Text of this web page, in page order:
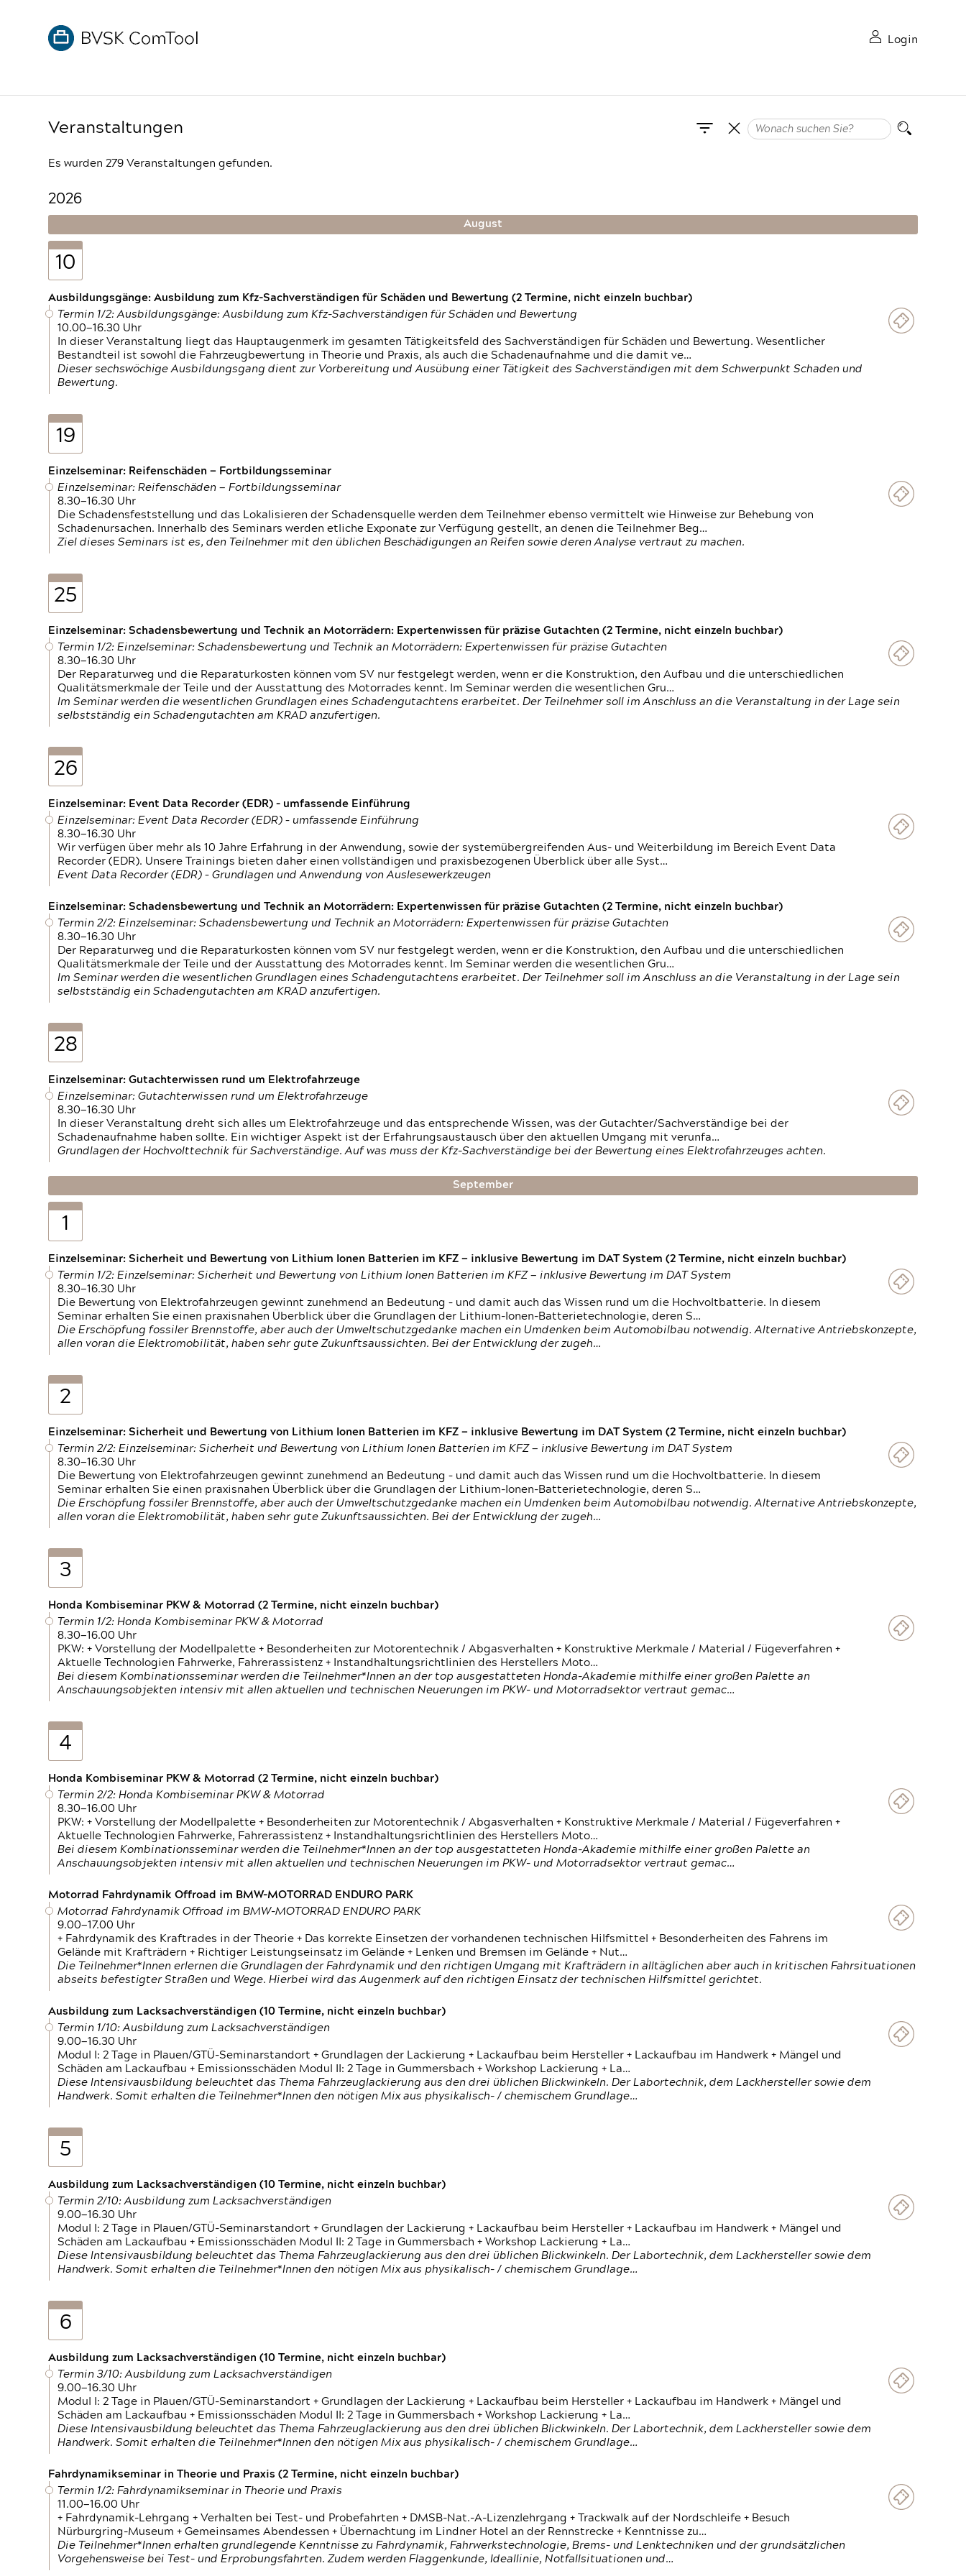
Login
Veranstaltungen
Es wurden 279 Veranstaltungen gefunden.
2026
August
10
Ausbildungsgänge: Ausbildung zum Kfz-Sachverständigen für Schäden und Bewertung (2 Termine, nicht einzeln buchbar)
Termin 1/2: Ausbildungsgänge: Ausbildung zum Kfz-Sachverständigen für Schäden und Bewertung
10.00—16.30 Uhr
In dieser Veranstaltung liegt das Hauptaugenmerk im gesamten Tätigkeitsfeld des Sachverständigen für Schäden und Bewertung. Wesentlicher
Bestandteil ist sowohl die Fahrzeugbewertung in Theorie und Praxis, als auch die Schadenaufnahme und die damit ve…
Dieser sechswöchige Ausbildungsgang dient zur Vorbereitung und Ausübung einer Tätigkeit des Sachverständigen mit dem Schwerpunkt Schaden und
Bewertung.
19
Einzelseminar: Reifenschäden — Fortbildungsseminar
Einzelseminar: Reifenschäden — Fortbildungsseminar
8.30—16.30 Uhr
Die Schadensfeststellung und das Lokalisieren der Schadensquelle werden dem Teilnehmer ebenso vermittelt wie Hinweise zur Behebung von
Schadenursachen. Innerhalb des Seminars werden etliche Exponate zur Verfügung gestellt, an denen die Teilnehmer Beg…
Ziel dieses Seminars ist es, den Teilnehmer mit den üblichen Beschädigungen an Reifen sowie deren Analyse vertraut zu machen.
25
Einzelseminar: Schadensbewertung und Technik an Motorrädern: Expertenwissen für präzise Gutachten (2 Termine, nicht einzeln buchbar)
Termin 1/2: Einzelseminar: Schadensbewertung und Technik an Motorrädern: Expertenwissen für präzise Gutachten
8.30—16.30 Uhr
Der Reparaturweg und die Reparaturkosten können vom SV nur festgelegt werden, wenn er die Konstruktion, den Aufbau und die unterschiedlichen
Qualitätsmerkmale der Teile und der Ausstattung des Motorrades kennt. Im Seminar werden die wesentlichen Gru…
Im Seminar werden die wesentlichen Grundlagen eines Schadengutachtens erarbeitet. Der Teilnehmer soll im Anschluss an die Veranstaltung in der Lage sein
selbstständig ein Schadengutachten am KRAD anzufertigen.
26
Einzelseminar: Event Data Recorder (EDR) – umfassende Einführung
Einzelseminar: Event Data Recorder (EDR) – umfassende Einführung
8.30—16.30 Uhr
Wir verfügen über mehr als 10 Jahre Erfahrung in der Anwendung, sowie der systemübergreifenden Aus- und Weiterbildung im Bereich Event Data
Recorder (EDR). Unsere Trainings bieten daher einen vollständigen und praxisbezogenen Überblick über alle Syst…
Event Data Recorder (EDR) – Grundlagen und Anwendung von Auslesewerkzeugen
Einzelseminar: Schadensbewertung und Technik an Motorrädern: Expertenwissen für präzise Gutachten (2 Termine, nicht einzeln buchbar)
Termin 2/2: Einzelseminar: Schadensbewertung und Technik an Motorrädern: Expertenwissen für präzise Gutachten
8.30—16.30 Uhr
Der Reparaturweg und die Reparaturkosten können vom SV nur festgelegt werden, wenn er die Konstruktion, den Aufbau und die unterschiedlichen
Qualitätsmerkmale der Teile und der Ausstattung des Motorrades kennt. Im Seminar werden die wesentlichen Gru…
Im Seminar werden die wesentlichen Grundlagen eines Schadengutachtens erarbeitet. Der Teilnehmer soll im Anschluss an die Veranstaltung in der Lage sein
selbstständig ein Schadengutachten am KRAD anzufertigen.
28
Einzelseminar: Gutachterwissen rund um Elektrofahrzeuge
Einzelseminar: Gutachterwissen rund um Elektrofahrzeuge
8.30—16.30 Uhr
In dieser Veranstaltung dreht sich alles um Elektrofahrzeuge und das entsprechende Wissen, was der Gutachter/Sachverständige bei der
Schadenaufnahme haben sollte. Ein wichtiger Aspekt ist der Erfahrungsaustausch über den aktuellen Umgang mit verunfa…
Grundlagen der Hochvolttechnik für Sachverständige. Auf was muss der Kfz-Sachverständige bei der Bewertung eines Elektrofahrzeuges achten.
September
1
Einzelseminar: Sicherheit und Bewertung von Lithium Ionen Batterien im KFZ — inklusive Bewertung im DAT System (2 Termine, nicht einzeln buchbar)
Termin 1/2: Einzelseminar: Sicherheit und Bewertung von Lithium Ionen Batterien im KFZ — inklusive Bewertung im DAT System
8.30—16.30 Uhr
Die Bewertung von Elektrofahrzeugen gewinnt zunehmend an Bedeutung – und damit auch das Wissen rund um die Hochvoltbatterie. In diesem
Seminar erhalten Sie einen praxisnahen Überblick über die Grundlagen der Lithium-Ionen-Batterietechnologie, deren S…
Die Erschöpfung fossiler Brennstoffe, aber auch der Umweltschutzgedanke machen ein Umdenken beim Automobilbau notwendig. Alternative Antriebskonzepte,
allen voran die Elektromobilität, haben sehr gute Zukunftsaussichten. Bei der Entwicklung der zugeh…
2
Einzelseminar: Sicherheit und Bewertung von Lithium Ionen Batterien im KFZ — inklusive Bewertung im DAT System (2 Termine, nicht einzeln buchbar)
Termin 2/2: Einzelseminar: Sicherheit und Bewertung von Lithium Ionen Batterien im KFZ — inklusive Bewertung im DAT System
8.30—16.30 Uhr
Die Bewertung von Elektrofahrzeugen gewinnt zunehmend an Bedeutung – und damit auch das Wissen rund um die Hochvoltbatterie. In diesem
Seminar erhalten Sie einen praxisnahen Überblick über die Grundlagen der Lithium-Ionen-Batterietechnologie, deren S…
Die Erschöpfung fossiler Brennstoffe, aber auch der Umweltschutzgedanke machen ein Umdenken beim Automobilbau notwendig. Alternative Antriebskonzepte,
allen voran die Elektromobilität, haben sehr gute Zukunftsaussichten. Bei der Entwicklung der zugeh…
3
Honda Kombiseminar PKW & Motorrad (2 Termine, nicht einzeln buchbar)
Termin 1/2: Honda Kombiseminar PKW & Motorrad
8.30—16.00 Uhr
PKW: + Vorstellung der Modellpalette + Besonderheiten zur Motorentechnik / Abgasverhalten + Konstruktive Merkmale / Material / Fügeverfahren +
Aktuelle Technologien Fahrwerke, Fahrerassistenz + Instandhaltungsrichtlinien des Herstellers Moto…
Bei diesem Kombinationsseminar werden die Teilnehmer*Innen an der top ausgestatteten Honda-Akademie mithilfe einer großen Palette an
Anschauungsobjekten intensiv mit allen aktuellen und technischen Neuerungen im PKW- und Motorradsektor vertraut gemac…
4
Honda Kombiseminar PKW & Motorrad (2 Termine, nicht einzeln buchbar)
Termin 2/2: Honda Kombiseminar PKW & Motorrad
8.30—16.00 Uhr
PKW: + Vorstellung der Modellpalette + Besonderheiten zur Motorentechnik / Abgasverhalten + Konstruktive Merkmale / Material / Fügeverfahren +
Aktuelle Technologien Fahrwerke, Fahrerassistenz + Instandhaltungsrichtlinien des Herstellers Moto…
Bei diesem Kombinationsseminar werden die Teilnehmer*Innen an der top ausgestatteten Honda-Akademie mithilfe einer großen Palette an
Anschauungsobjekten intensiv mit allen aktuellen und technischen Neuerungen im PKW- und Motorradsektor vertraut gemac…
Motorrad Fahrdynamik Offroad im BMW-MOTORRAD ENDURO PARK
Motorrad Fahrdynamik Offroad im BMW-MOTORRAD ENDURO PARK
9.00—17.00 Uhr
+ Fahrdynamik des Kraftrades in der Theorie + Das korrekte Einsetzen der vorhandenen technischen Hilfsmittel + Besonderheiten des Fahrens im
Gelände mit Krafträdern + Richtiger Leistungseinsatz im Gelände + Lenken und Bremsen im Gelände + Nut…
Die Teilnehmer*Innen erlernen die Grundlagen der Fahrdynamik und den richtigen Umgang mit Krafträdern in alltäglichen aber auch in kritischen Fahrsituationen
abseits befestigter Straßen und Wege. Hierbei wird das Augenmerk auf den richtigen Einsatz der technischen Hilfsmittel gerichtet.
Ausbildung zum Lacksachverständigen (10 Termine, nicht einzeln buchbar)
Termin 1/10: Ausbildung zum Lacksachverständigen
9.00—16.30 Uhr
Modul I: 2 Tage in Plauen/GTÜ-Seminarstandort + Grundlagen der Lackierung + Lackaufbau beim Hersteller + Lackaufbau im Handwerk + Mängel und
Schäden am Lackaufbau + Emissionsschäden Modul II: 2 Tage in Gummersbach + Workshop Lackierung + La…
Diese Intensivausbildung beleuchtet das Thema Fahrzeuglackierung aus den drei üblichen Blickwinkeln. Der Labortechnik, dem Lackhersteller sowie dem
Handwerk. Somit erhalten die Teilnehmer*Innen den nötigen Mix aus physikalisch- / chemischem Grundlage…
5
Ausbildung zum Lacksachverständigen (10 Termine, nicht einzeln buchbar)
Termin 2/10: Ausbildung zum Lacksachverständigen
9.00—16.30 Uhr
Modul I: 2 Tage in Plauen/GTÜ-Seminarstandort + Grundlagen der Lackierung + Lackaufbau beim Hersteller + Lackaufbau im Handwerk + Mängel und
Schäden am Lackaufbau + Emissionsschäden Modul II: 2 Tage in Gummersbach + Workshop Lackierung + La…
Diese Intensivausbildung beleuchtet das Thema Fahrzeuglackierung aus den drei üblichen Blickwinkeln. Der Labortechnik, dem Lackhersteller sowie dem
Handwerk. Somit erhalten die Teilnehmer*Innen den nötigen Mix aus physikalisch- / chemischem Grundlage…
6
Ausbildung zum Lacksachverständigen (10 Termine, nicht einzeln buchbar)
Termin 3/10: Ausbildung zum Lacksachverständigen
9.00—16.30 Uhr
Modul I: 2 Tage in Plauen/GTÜ-Seminarstandort + Grundlagen der Lackierung + Lackaufbau beim Hersteller + Lackaufbau im Handwerk + Mängel und
Schäden am Lackaufbau + Emissionsschäden Modul II: 2 Tage in Gummersbach + Workshop Lackierung + La…
Diese Intensivausbildung beleuchtet das Thema Fahrzeuglackierung aus den drei üblichen Blickwinkeln. Der Labortechnik, dem Lackhersteller sowie dem
Handwerk. Somit erhalten die Teilnehmer*Innen den nötigen Mix aus physikalisch- / chemischem Grundlage…
Fahrdynamikseminar in Theorie und Praxis (2 Termine, nicht einzeln buchbar)
Termin 1/2: Fahrdynamikseminar in Theorie und Praxis
11.00—16.00 Uhr
+ Fahrdynamik-Lehrgang + Verhalten bei Test- und Probefahrten + DMSB-Nat.-A-Lizenzlehrgang + Trackwalk auf der Nordschleife + Besuch
Nürburgring-Museum + Gemeinsames Abendessen + Übernachtung im Lindner Hotel an der Rennstrecke + Kenntnisse zu…
Die Teilnehmer*Innen erhalten grundlegende Kenntnisse zu Fahrdynamik, Fahrwerkstechnologie, Brems- und Lenktechniken und der grundsätzlichen
Vorgehensweise bei Test- und Erprobungsfahrten. Zudem werden Flaggenkunde, Ideallinie, Notfallsituationen und…